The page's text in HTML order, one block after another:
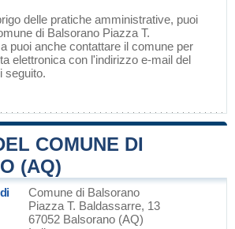
delle pratiche amministrative, puoi
di Balsorano Piazza T.
puoi anche contattare il comune per
elettronica con l'indirizzo e-mail del
seguito.
COMUNE DI
(AQ)
Comune di Balsorano
Piazza T. Baldassarre, 13
67052 Balsorano (AQ)